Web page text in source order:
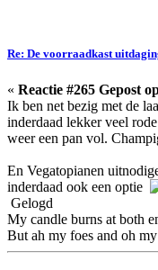
Re: De voorraadkast
« Reactie #265 Gepost
Ik ben net bezig met de
inderdaad lekker veel
weer een pan vol.
En Vegatopianen
inderdaad ook een optie
Gelogd
My candle burns at both
But ah my foes and oh